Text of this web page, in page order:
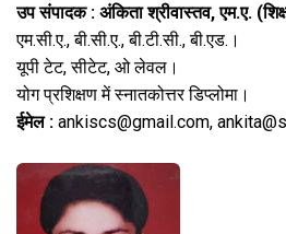
उप संपादक : अंकिता श्रीवास्तव, एम.ए.
एम.सी.ए., बी.सी.ए., बी.टी.सी., बी.एड.।
यूपी टेट, सीटेट, ओ लेवल।
योग प्रशिक्षण में स्नातकोत्तर डिप्लोमा।
ईमेल : ankiscs@gmail.com,